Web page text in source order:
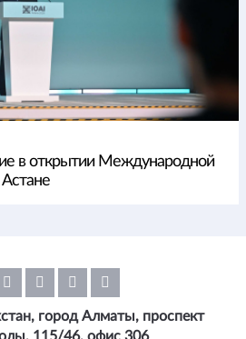
в открытии Международной
город Алматы, проспект
115/46, офис 306